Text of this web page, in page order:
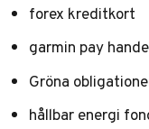
forex kreditkort
garmin pay
Gröna
hållbar energi